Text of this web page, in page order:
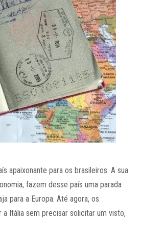
apaixonante para os brasileiros. A sua
fazem desse país uma parada
para a Europa. Até agora, os
a Itália sem precisar solicitar um visto,